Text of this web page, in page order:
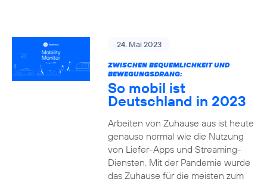
24. Mai 2023
ZWISCHEN BEQUEMLICHKEIT UND
BEWEGUNGSDRANG:
So mobil ist
Deutschland in 2023
Arbeiten von Zuhause aus ist heute
genauso normal wie die Nutzung
von Liefer-Apps und Streaming-
Diensten. Mit der Pandemie wurde
das Zuhause für die meisten zum